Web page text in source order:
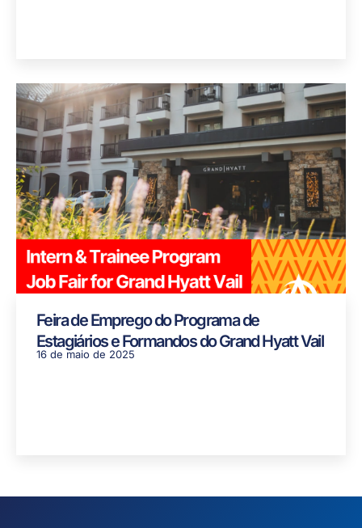
Feira de Emprego do Programa de
Estagiários e Formandos do Grand Hyatt Vail
16 de maio de 2025